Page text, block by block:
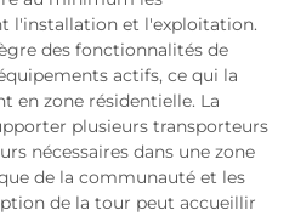
l'installation et l'exploitation.
des fonctionnalités de
actifs, ce qui la
en zone résidentielle. La
plusieurs transporteurs
nécessaires dans une zone
de la communauté et les
de la tour peut accueillir